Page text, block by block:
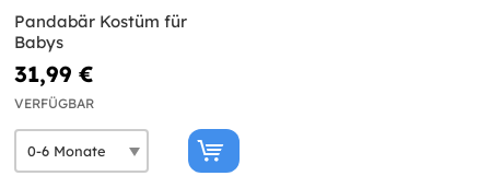
Pandabär Kostüm für
Babys
31,99 €
VERFÜGBAR